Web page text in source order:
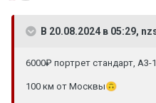
В 20.08.2024 в 05:29,
6000₽ портрет стандарт, А3-
100 км от Москвы🙃